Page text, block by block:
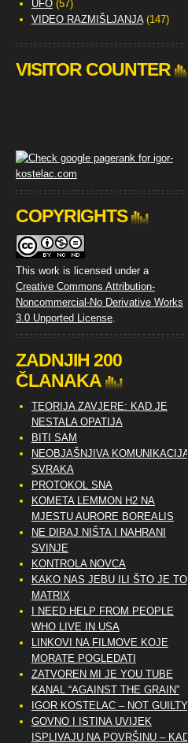
UFO(57)
VIDEO RAZMIŠLJANJA(147)
VISITOR COUNTER
COPYRIGHTS
This work is licensed under a
Creative Commons Attribution-
Noncommercial-No Derivative Works
3.0 Unported License.
ZADNJIH 200
ČLANAKA
TEORIJA ZAVJERE: KAD JE
NESTALA OPATIJA
BITI SAM
NEOBJAŠNJIVA KOMUNIKACIJA
SVRAKA
PROTOKOL SNA
KOMETA LEMMON H2 NA
MJESTU AURORE BOREALIS
NE DIRAJ NIŠTA I NAHRANI
SVINJE
KONTROLA NOVCA
KAKO NAS JEBU ILI ŠTO JE TO
MATRIX
I NEED HELP FROM PEOPLE
WHO LIVE IN USA
LINKOVI NA FILMOVE KOJE
MORATE POGLEDATI
ZATVOREN MI JE YOU TUBE
KANAL “AGAINST THE GRAIN”
IGOR KOSTELAC – NOT GUILTY
GOVNO I ISTINA UVIJEK
ISPLIVAJU NA POVRŠINU – KAD